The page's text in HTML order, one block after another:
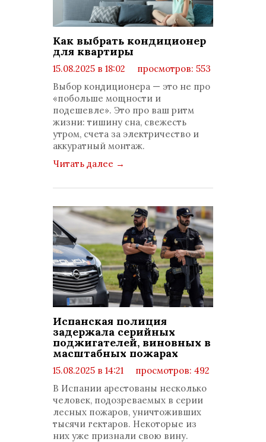
Как выбрать кондиционер
для квартиры
15.08.2025 в 18:02
просмотров: 553
комментариев: 0
Выбор кондиционера — это не про
«побольше мощности и
подешевле». Это про ваш ритм
жизни: тишину сна, свежесть
утром, счета за электричество и
аккуратный монтаж.
Читать далее →
Испанская полиция
задержала серийных
поджигателей, виновных в
масштабных пожарах
15.08.2025 в 14:21
просмотров: 492
комментариев: 0
В Испании арестованы несколько
человек, подозреваемых в серии
лесных пожаров, уничтоживших
тысячи гектаров. Некоторые из
них уже признали свою вину.